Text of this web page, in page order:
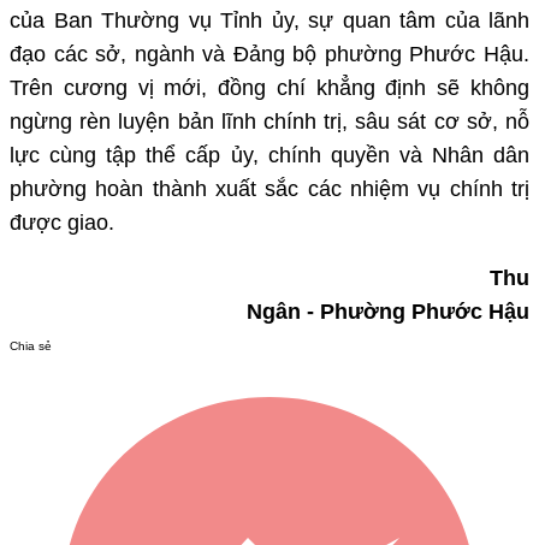
của Ban Thường vụ Tỉnh ủy, sự quan tâm của lãnh
đạo các sở, ngành và Đảng bộ phường Phước Hậu.
Trên cương vị mới, đồng chí khẳng định sẽ không
ngừng rèn luyện bản lĩnh chính trị, sâu sát cơ sở, nỗ
lực cùng tập thể cấp ủy, chính quyền và Nhân dân
phường hoàn thành xuất sắc các nhiệm vụ chính trị
được giao.
Thu
Ngân - Phường Phước Hậu
Chia sẻ